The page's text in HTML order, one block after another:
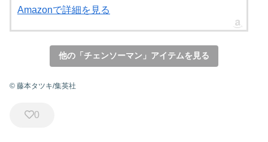
Amazonで詳細を見る
他の「チェンソーマン」アイテムを見る
© 藤本タツキ/集英社
0